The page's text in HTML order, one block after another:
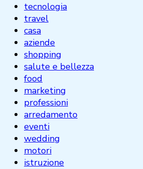
tecnologia
travel
casa
aziende
shopping
salute e bellezza
food
marketing
professioni
arredamento
eventi
wedding
motori
istruzione